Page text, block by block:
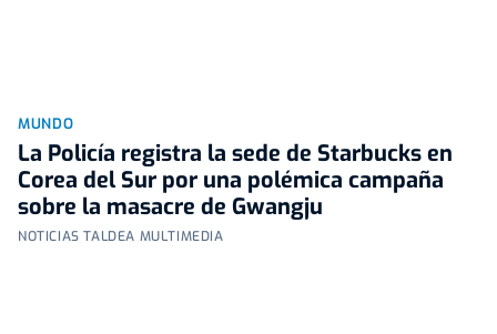
MUNDO
La Policía registra la sede de Starbucks en
Corea del Sur por una polémica campaña
sobre la masacre de Gwangju
NOTICIAS TALDEA MULTIMEDIA